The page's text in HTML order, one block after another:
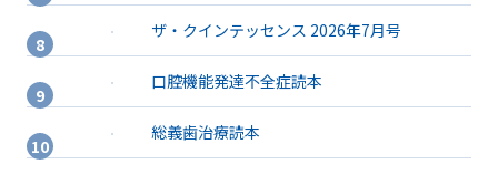
ザ・クインテッセンス 2026年7月号
口腔機能発達不全症読本
総義歯治療読本